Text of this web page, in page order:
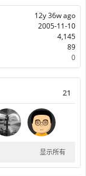
12y 36w ago
2005-11-10
4,145
89
0
21
显示所有